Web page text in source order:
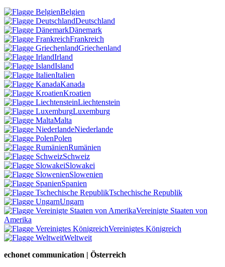
Belgien
Deutschland
Dänemark
Frankreich
Griechenland
Irland
Island
Italien
Kanada
Kroatien
Liechtenstein
Luxemburg
Malta
Niederlande
Polen
Rumänien
Schweiz
Slowakei
Slowenien
Spanien
Tschechische Republik
Ungarn
Vereinigte Staaten von
Amerika
Vereinigtes Königreich
Weltweit
echonet communication | Österreich